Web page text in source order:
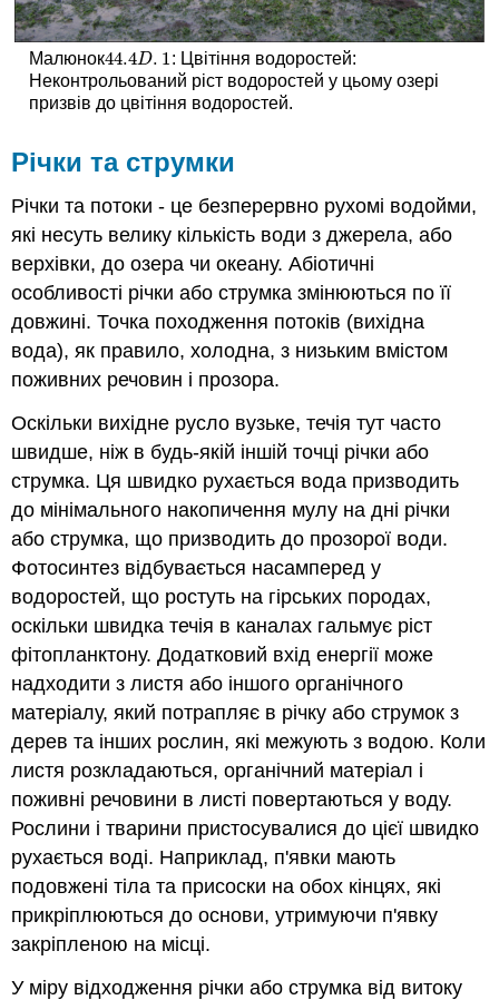
Малюнок44.4D. 1
44.4D.1 : Цвітіння водоростей:
Неконтрольований ріст водоростей у цьому озері
призвів до цвітіння водоростей.
Річки та струмки
Річки та потоки - це безперервно рухомі водойми,
які несуть велику кількість води з джерела, або
верхівки, до озера чи океану. Абіотичні
особливості річки або струмка змінюються по її
довжині. Точка походження потоків (вихідна
вода), як правило, холодна, з низьким вмістом
поживних речовин і прозора.
Оскільки вихідне русло вузьке, течія тут часто
швидше, ніж в будь-якій іншій точці річки або
струмка. Ця швидко рухається вода призводить
до мінімального накопичення мулу на дні річки
або струмка, що призводить до прозорої води.
Фотосинтез відбувається насамперед у
водоростей, що ростуть на гірських породах,
оскільки швидка течія в каналах гальмує ріст
фітопланктону. Додатковий вхід енергії може
надходити з листя або іншого органічного
матеріалу, який потрапляє в річку або струмок з
дерев та інших рослин, які межують з водою. Коли
листя розкладаються, органічний матеріал і
поживні речовини в листі повертаються у воду.
Рослини і тварини пристосувалися до цієї швидко
рухається воді. Наприклад, п'явки мають
подовжені тіла та присоски на обох кінцях, які
прикріплюються до основи, утримуючи п'явку
закріпленою на місці.
У міру відходження річки або струмка від витоку